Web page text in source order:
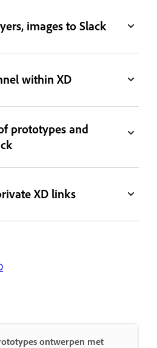
images to Slack
within XD
prototypes and
XD links
ontwerpen met